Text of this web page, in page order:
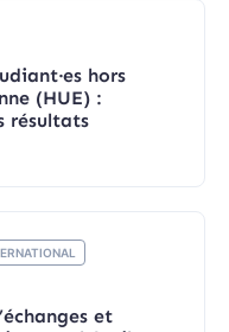
hors
(HUE) :
résultats
et